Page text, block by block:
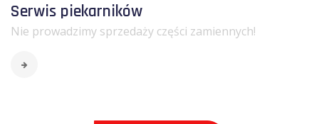
Serwis piekarników
Nie prowadzimy sprzedaży części zamiennych!